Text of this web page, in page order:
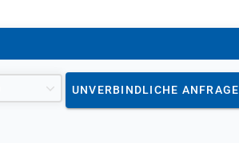
UNVERBINDLICHE ANFRAGE